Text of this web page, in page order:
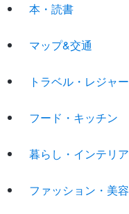
本・読書
マップ&交通
トラベル・レジャー
フード・キッチン
暮らし・インテリア
ファッション・美容